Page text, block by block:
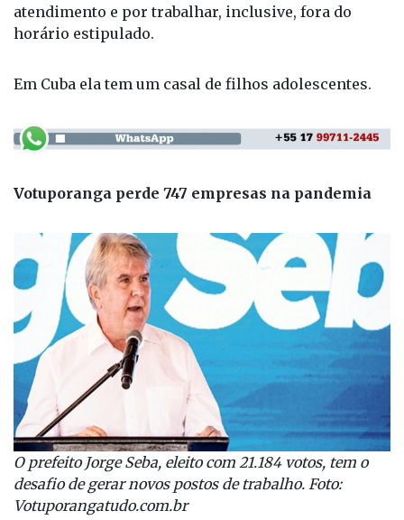
atendimento e por trabalhar, inclusive, fora do
horário estipulado.
Em Cuba ela tem um casal de filhos adolescentes.
Votuporanga perde 747 empresas na pandemia
O prefeito Jorge Seba, eleito com 21.184 votos, tem o
desafio de gerar novos postos de trabalho. Foto:
Votuporangatudo.com.br